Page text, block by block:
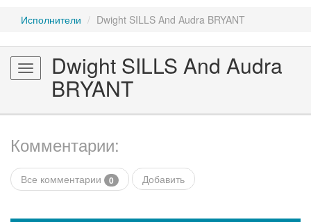
Исполнители Dwight SILLS And Audra BRYANT
Toggle
navigation
Dwight SILLS And Audra
BRYANT
Комментарии:
Все комментарии 0 Добавить